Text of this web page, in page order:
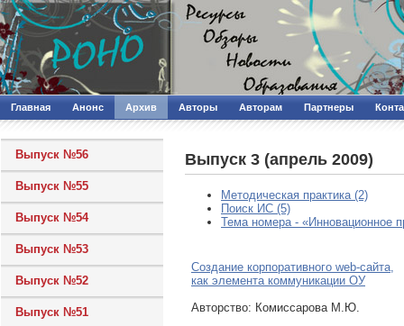
Главная Анонс Архив Авторы Авторам Партнеры
Выпуск №56
Выпуск №55
Выпуск №54
Выпуск №53
Выпуск №52
Выпуск №51
Выпуск 3 (апрель 2009)
Методическая практика (2)
Поиск ИС (5)
Тема номера - «Инновационное
Создание корпоративного web-сайта,
как элемента коммуникации ОУ
Авторcтво: Комиссарова М.Ю.